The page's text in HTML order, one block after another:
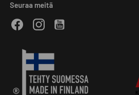
Seuraa meitä
FacebookInstagramYoutube